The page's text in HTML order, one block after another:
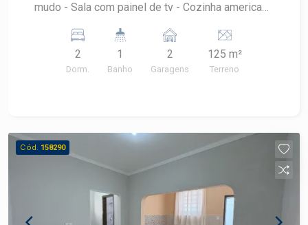
mudo - Sala com painel de tv - Cozinha americana
Garagem para 2 veículos - Dois cômodos de
porão para despejo/armazenamento -Consulte
um especialista Frias Neto e agende sua visita!
2
Dorm.
1
Banho
2
Garagens
125 m²
Terreno
Cód. 158290